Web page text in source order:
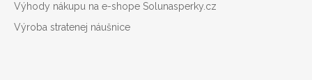
Výhody nákupu na e-shope Solunasperky.cz
Výroba stratenej náušnice